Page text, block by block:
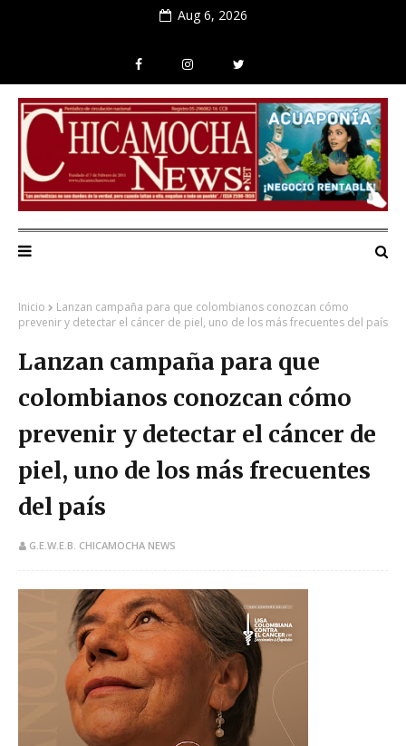
Aug 6, 2026
Inicio
Lanzan campaña para que colombianos conozcan cómo
prevenir y detectar el cáncer de piel, uno de los más frecuentes del país
Lanzan campaña para que
colombianos conozcan cómo
prevenir y detectar el cáncer de
piel, uno de los más frecuentes
del país
G.E.W.E.B. CHICAMOCHA NEWS